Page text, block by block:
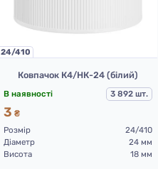
24/410
Ковпачок К4/НК-24 (білий)
В наявності 3 892 шт.
3 ₴
Розмір
24/410
Діаметр
24 мм
Висота
18 мм